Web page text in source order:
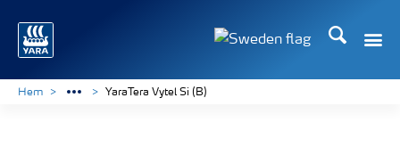
Sök
Hem YaraTera Vytel Si (B)